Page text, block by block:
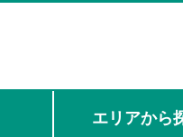
エリアから